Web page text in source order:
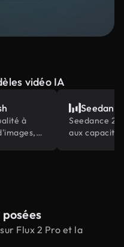
vidéo IA
à
Seedance
aux
Flux 2 Pro et la